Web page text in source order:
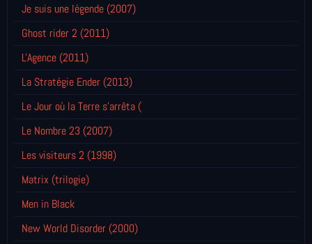
Je suis une légende (2007)
Ghost rider 2 (2011)
L'Agence (2011)
La Stratégie Ender (2013)
Le Jour où la Terre s'arrêta (
Le Nombre 23 (2007)
Les visiteurs 2 (1998)
Matrix (trilogie)
Men in Black
New World Disorder (2000)